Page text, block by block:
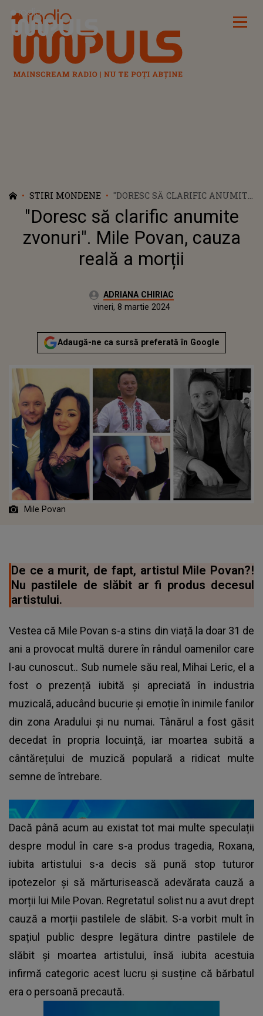
Radio Impuls
STIRI MONDENE
"DORESC SĂ CLARIFIC ANUMITE
ZVONURI". MILE POVAN, CAUZA
REALĂ A MORȚII
"Doresc să clarific anumite
zvonuri". Mile Povan, cauza
reală a morții
Autor:ADRIANA CHIRIAC
Publicat:
vineri, 8 martie 2024
Adaugă-ne ca sursă preferată în Google
Mile Povan
De ce a murit, de fapt, artistul Mile Povan?!
Nu pastilele de slăbit ar fi produs decesul
artistului.
Vestea că Mile Povan s-a stins din viață la doar 31 de
ani a provocat multă durere în rândul oamenilor care
l-au cunoscut.. Sub numele său real, Mihai Leric, el a
fost o prezență iubită și apreciată în industria
muzicală, aducând bucurie și emoție în inimile fanilor
din zona Aradului și nu numai. Tânărul a fost găsit
decedat în propria locuință, iar moartea subită a
cântărețului de muzică populară a ridicat multe
semne de întrebare.
Dacă până acum au existat tot mai multe speculații
despre modul în care s-a produs tragedia, Roxana,
iubita artistului s-a decis să pună stop tuturor
ipotezelor și să mărturisească adevărata cauză a
morții lui Mile Povan. Regretatul solist nu a avut drept
cauză a morții pastilele de slăbit. S-a vorbit mult în
spațiul public despre legătura dintre pastilele de
slăbit și moartea artistului, însă iubita acestuia
infirmă categoric acest lucru și susține că bărbatul
era o persoană precaută.